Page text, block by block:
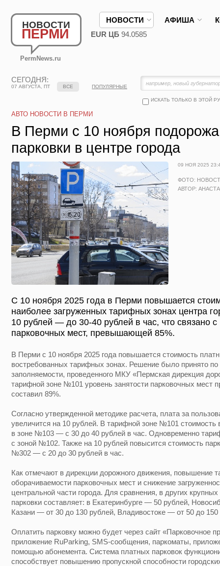
НОВОСТИ
ПЕРМИ
PermNews.ru
НОВОСТИ АФИША
EUR ЦБ 94.0585
СЕГОДНЯ:
07 АВГУСТА, ПТ
ИСКАТЬ ТОЛЬКО В ЭТОЙ
ВСЕ ПОПУЛЯРНЫЕ
АВТО НОВОСТИ В ПЕРМИ
В Перми с 10 ноября
парковки в центре города
09 НОЯ 2025
ФОТО:
АВТОР:
С 10 ноября 2025 года в Перми повышается
наиболее загруженных тарифных зонах центра
10 рублей — до 30-40 рублей в час, что связано
парковочных мест, превышающей 85%.
В Перми с 10 ноября 2025 года повышается стоимость
востребованных тарифных зонах. Решение было принято по
заполняемости, проведенного МКУ «Пермская дирекция
тарифной зоне №101 уровень занятости парковочных мест
составил 89%.
Согласно утвержденной методике расчета, плата за
увеличится на 10 рублей. В тарифной зоне №101 стоимость
в зоне №103 — с 30 до 40 рублей в час. Одновременно
с зоной №102. Также на 10 рублей повысится стоимость
№302 — с 20 до 30 рублей в час.
Как отмечают в дирекции дорожного движения, повышение
оборачиваемости парковочных мест и снижение
центральной части города. Для сравнения, в других
парковки составляет: в Екатеринбурге — 50 рублей,
Казани — от 30 до 130 рублей, Владивостоке — от 50 до 150
Оплатить парковку можно будет через сайт «Парковочное
приложение RuParking, SMS-сообщения, паркоматы,
помощью абонемента. Система платных парковок
способствует повышению пропускной способности